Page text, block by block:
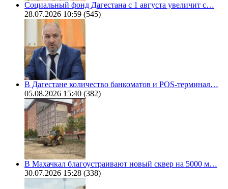
Социальный фонд Дагестана с 1 августа увеличит с…
28.07.2026 10:59 (545)
В Дагестане количество банкоматов и POS-терминал…
05.08.2026 15:40 (382)
В Махачкал благоустраивают новый сквер на 5000 м…
30.07.2026 15:28 (338)